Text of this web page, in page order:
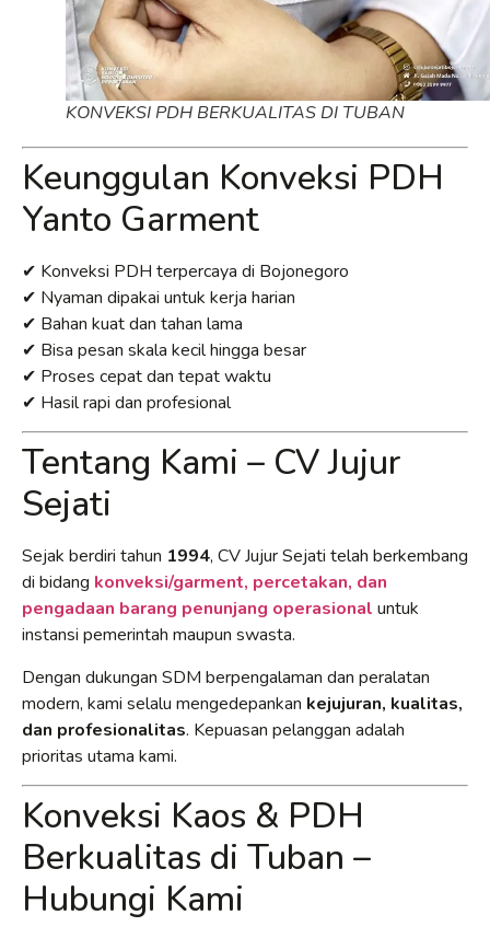
KONVEKSI PDH BERKUALITAS DI TUBAN
Keunggulan Konveksi PDH
Yanto Garment
✔ Konveksi PDH terpercaya di Bojonegoro
✔ Nyaman dipakai untuk kerja harian
✔ Bahan kuat dan tahan lama
✔ Bisa pesan skala kecil hingga besar
✔ Proses cepat dan tepat waktu
✔ Hasil rapi dan profesional
Tentang Kami – CV Jujur
Sejati
Sejak berdiri tahun 1994, CV Jujur Sejati telah berkembang
di bidang konveksi/garment, percetakan, dan
pengadaan barang penunjang operasional untuk
instansi pemerintah maupun swasta.
Dengan dukungan SDM berpengalaman dan peralatan
modern, kami selalu mengedepankan kejujuran, kualitas,
dan profesionalitas. Kepuasan pelanggan adalah
prioritas utama kami.
Konveksi Kaos & PDH
Berkualitas di Tuban –
Hubungi Kami